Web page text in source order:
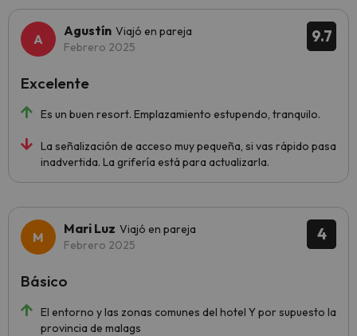
9.7
Agustín Viajó en pareja
Febrero 2025
Es un buen resort. Emplazamiento estupendo, tranquilo.
La señalización de acceso muy pequeña, si vas rápido pasa
inadvertida. La grifería está para actualizarla.
Excelente
4
Mari Luz Viajó en pareja
Febrero 2025
El entorno y las zonas comunes del hotel Y por supuesto la
provincia de malags
Básico